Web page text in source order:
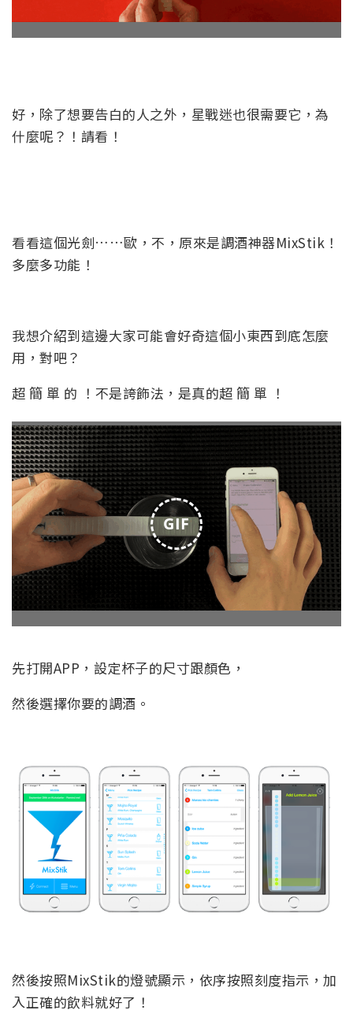
好，除了想要告白的人之外，星戰迷也很需要它，為
什麼呢？！請看！
看看這個光劍……歐，不，原來是調酒神器MixStik！
多麼多功能！
我想介紹到這邊大家可能會好奇這個小東西到底怎麼
用，對吧？
超 簡 單 的 ！不是誇飾法，是真的超 簡 單 ！
GIF
先打開APP，設定杯子的尺寸跟顏色，
然後選擇你要的調酒。
然後按照MixStik的燈號顯示，依序按照刻度指示，加
入正確的飲料就好了！